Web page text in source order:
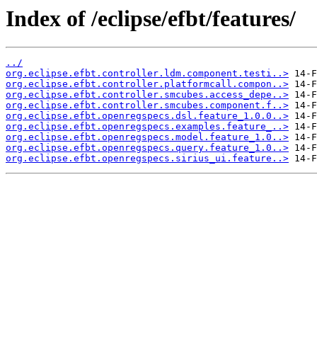
Index of /eclipse/efbt/features/
../
org.eclipse.efbt.controller.ldm.component.testi..>
org.eclipse.efbt.controller.platformcall.compon..>
org.eclipse.efbt.controller.smcubes.access_depe..>
org.eclipse.efbt.controller.smcubes.component.f..>
org.eclipse.efbt.openregspecs.dsl.feature_1.0.0..>
org.eclipse.efbt.openregspecs.examples.feature_..>
org.eclipse.efbt.openregspecs.model.feature_1.0..>
org.eclipse.efbt.openregspecs.query.feature_1.0..>
org.eclipse.efbt.openregspecs.sirius_ui.feature..>